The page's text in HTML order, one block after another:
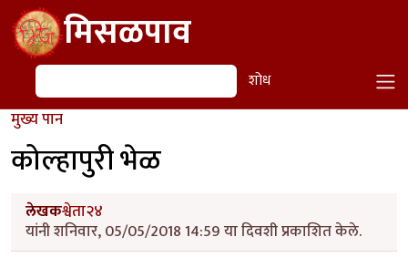
Skip to main contentमिसळपाव
शोध शोध
मुख्य पान
कोल्हापुरी भेळ
लेखकश्वेता२४
यांनी शनिवार, 05/05/2018 14:59 या दिवशी प्रकाशित केले.